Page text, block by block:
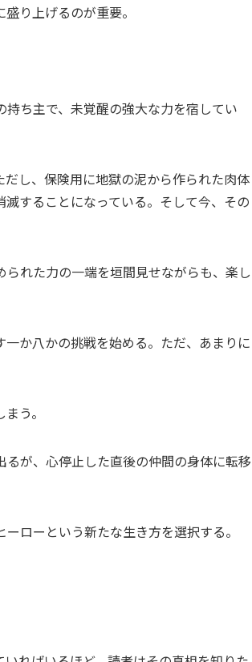
り上げるのが重要。
ち主で、未覚醒の強大な力を宿してい
し、保険用に地獄の泥から作られた肉体
することになっている。そして今、その
れた力の一端を垣間見せながらも、楽し
か八かの挑戦を始める。ただ、あまりに
う。
が、心停止した直後の仲間の身体に転移
ローという新たな生き方を選択する。